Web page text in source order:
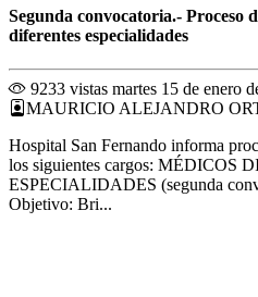
Segunda convocatoria.- Proceso
diferentes especialidades
9233 vistas martes 15 de enero
MAURICIO ALEJANDRO
Hospital San Fernando informa
los siguientes cargos: MÉDICOS
ESPECIALIDADES (segunda
Objetivo: Bri...